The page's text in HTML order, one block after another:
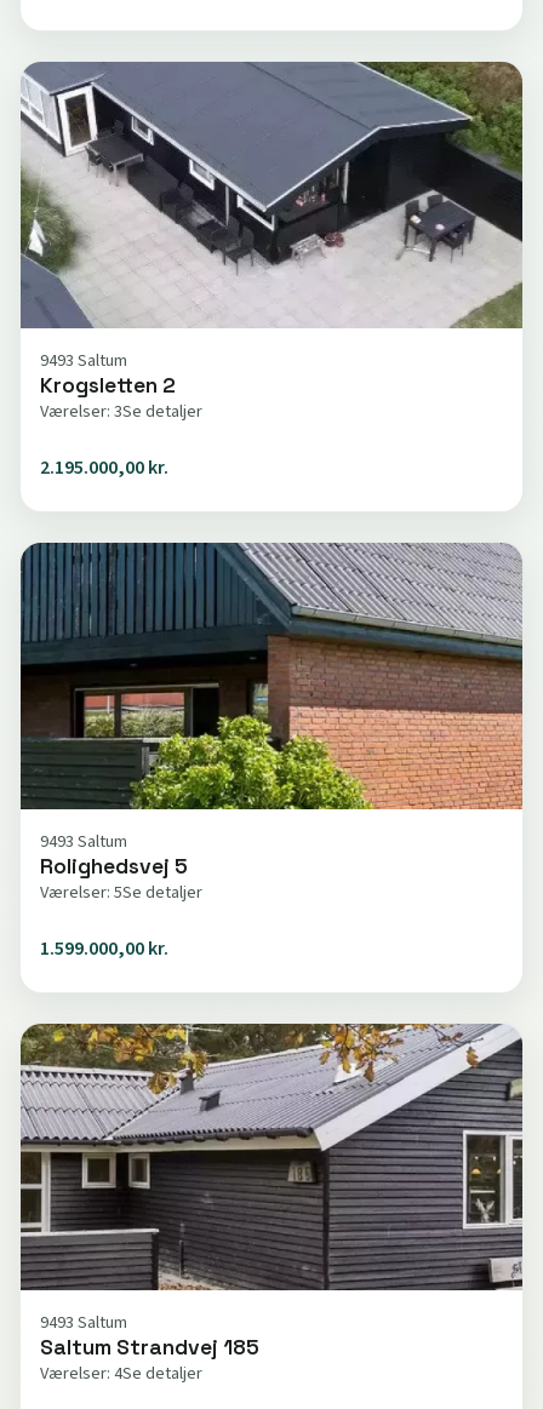
9493 Saltum
Krogsletten 2
Værelser: 3Se detaljer
2.195.000,00 kr.
9493 Saltum
Rolighedsvej 5
Værelser: 5Se detaljer
1.599.000,00 kr.
9493 Saltum
Saltum Strandvej 185
Værelser: 4Se detaljer